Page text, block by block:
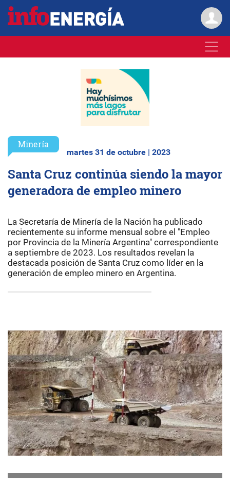
Minería
martes 31 de octubre | 2023
Santa Cruz continúa siendo la mayor
generadora de empleo minero
La Secretaría de Minería de la Nación ha publicado
recientemente su informe mensual sobre el "Empleo
por Provincia de la Minería Argentina" correspondiente
a septiembre de 2023. Los resultados revelan la
destacada posición de Santa Cruz como líder en la
generación de empleo minero en Argentina.